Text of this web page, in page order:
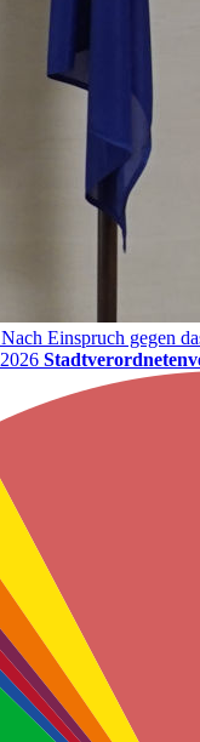
Nach Einspruch gegen